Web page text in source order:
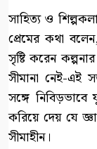
সাহিত্য ও
প্রেমের কথা
সৃষ্টি করেন
সীমানা নেই-এই
সঙ্গে
করিয়ে দেয় যে
সীমাহীন।